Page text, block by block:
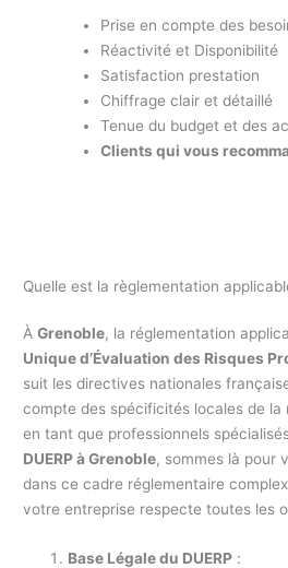
Prise en compte des
Réactivité et Disponibilité
Satisfaction prestation
Chiffrage clair et détaillé
Tenue du budget et des
Clients qui vous
Quelle est la règlementation
ÀGrenoble, la réglementation
Unique d’Évaluation des Risques
suit les directives nationales
compte des spécificités locales de la
en tant que professionnels
DUERP à Grenoble, sommes là pour
dans ce cadre réglementaire
votre entreprise respecte toutes les
Base Légale du DUERP :